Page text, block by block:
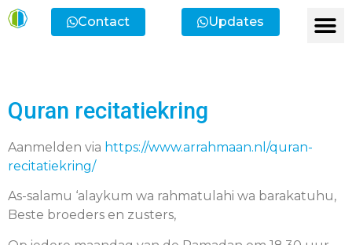
Contact Updates
Quran recitatiekring
Aanmelden via https://www.arrahmaan.nl/quran-
recitatiekring/
As-salamu ‘alaykum wa rahmatulahi wa barakatuhu,
Beste broeders en zusters,